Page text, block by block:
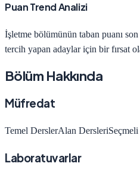
Puan Trend Analizi
İşletme bölümünün taban puanı son
tercih yapan adaylar için bir fırsat
Bölüm Hakkında
Müfredat
Temel DerslerAlan Dersleri
Laboratuvarlar